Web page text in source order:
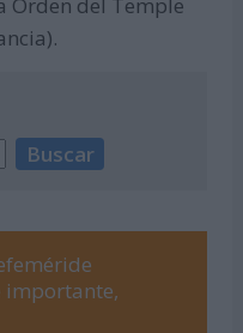
Orden del Temple
importante,